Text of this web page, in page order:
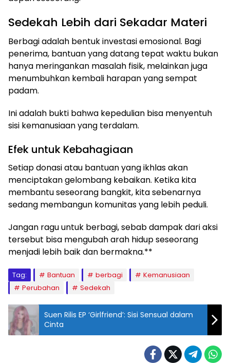
Sedekah Lebih dari Sekadar Materi
Berbagi adalah bentuk investasi emosional. Bagi
penerima, bantuan yang datang tepat waktu bukan
hanya meringankan masalah fisik, melainkan juga
menumbuhkan kembali harapan yang sempat
padam.
Ini adalah bukti bahwa kepedulian bisa menyentuh
sisi kemanusiaan yang terdalam.
Efek untuk Kebahagiaan
Setiap donasi atau bantuan yang ikhlas akan
menciptakan gelombang kebaikan. Ketika kita
membantu seseorang bangkit, kita sebenarnya
sedang membangun komunitas yang lebih peduli.
Jangan ragu untuk berbagi, sebab dampak dari aksi
tersebut bisa mengubah arah hidup seseorang
menjadi lebih baik dan bermakna.**
Tag: Bantuan berbagi
Kemanusiaan
Perubahan
Sedekah
Suen Rilis EP ‘Girlfriend’: Sisi Sensual dalam
Cinta